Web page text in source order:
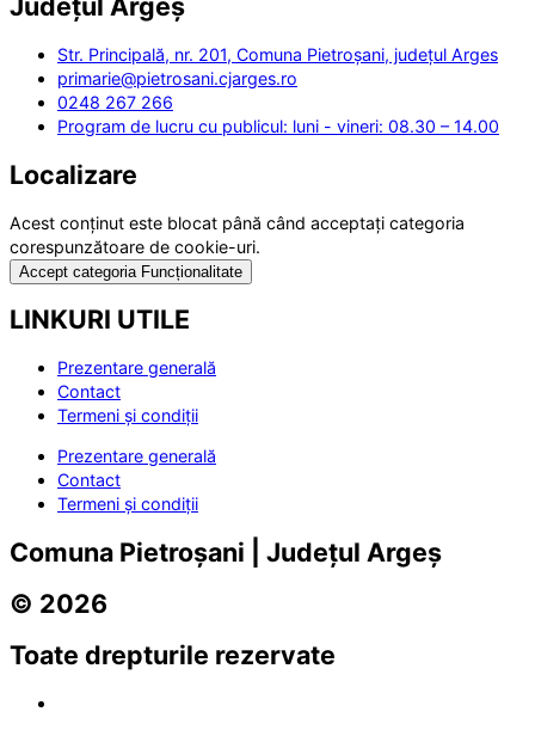
Județul Argeș
Str. Principală, nr. 201, Comuna Pietroșani, județul Arges
primarie@pietrosani.cjarges.ro
0248 267 266
Program de lucru cu publicul: luni - vineri: 08.30 – 14.00
Localizare
Acest conținut este blocat până când acceptați categoria
corespunzătoare de cookie-uri.
Accept categoria Funcționalitate
LINKURI UTILE
Prezentare generală
Contact
Termeni și condiții
Prezentare generală
Contact
Termeni și condiții
Comuna Pietroșani | Județul Argeș
© 2026
Toate drepturile rezervate